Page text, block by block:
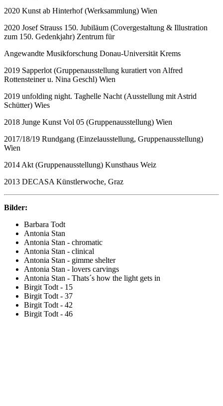
2020 Kunst ab Hinterhof (Werksammlung) Wien
2020 Josef Strauss 150. Jubiläum (Covergestaltung & Illustration
zum 150. Gedenkjahr) Zentrum für
Angewandte Musikforschung Donau-Universität Krems
2019 Sapperlot (Gruppenausstellung kuratiert von Alfred
Rottensteiner u. Nina Geschl) Wien
2019 unfolding night. Taghelle Nacht (Ausstellung mit Astrid
Schütter) Wies
2018 Junge Kunst Vol 05 (Gruppenausstellung) Wien
2017/18/19 Rundgang (Einzelausstellung, Gruppenausstellung)
Wien
2014 Akt (Gruppenausstellung) Kunsthaus Weiz
2013 DECASA Künstlerwoche, Graz
Bilder:
Barbara Todt
Antonia Stan
Antonia Stan - chromatic
Antonia Stan - clinical
Antonia Stan - gimme shelter
Antonia Stan - lovers carvings
Antonia Stan - Thats´s how the light gets in
Birgit Todt - 15
Birgit Todt - 37
Birgit Todt - 42
Birgit Todt - 46